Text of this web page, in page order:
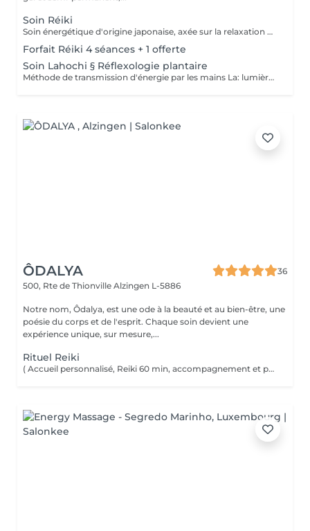
Soin Réiki
Soin énergétique d'origine japonaise, axée sur la relaxation et l'harmonisation du corps et de l'esprit. REI: universel KI: énergie vital Le praticien pose doucement les mains sur les différentes zones , il n'y a pas de manipulation ou de pression. Effets: -Réduction du stress et de l'anxiété -Sensation de calme et de lâcher prise -Aide à apaiser le mental -favorise l'endormissement -Aide à relâcher les tensions émotionnelles le réiki est une pratique douce qui vise surtout : -la détente -l'équilibre émotionnel -le bien-être global A faire seul ou en cure de 4 séances
Forfait Réiki 4 séances + 1 offerte
Soin Lahochi § Réflexologie plantaire
Méthode de transmission d'énergie par les mains La: lumière, amour HO: mouvement de l'énergie CHI: energie vitale Effets: -Diminue le stress -Procure un calme profond et durable -Aide à harmoniser le corps et l'esprit - Energie retrouvée - Favorise le lâcher-prise -Harmonisation des Chakras Couplé à la réflexologie plantaire c'est un soin qui apporte une relaxation complète et durable alliant les bienfaits du soin énergétique et ceux de la réflexologie . A faire seul ou en cure de 4 séances "Détente absolue "
ÔDALYA
36
500, Rte de Thionville Alzingen L-5886
Notre nom, Ôdalya, est une ode à la beauté et au bien-être, une
poésie du corps et de l'esprit. Chaque soin devient une
expérience unique, sur mesure,...
Rituel Reiki
( Accueil personnalisé, Reiki 60 min, accompagnement et partage ) Soin énergétique d'origine japonaise qui permet de faire circuler et d'harmoniser l'énergie du corps. Le Reiki aide à apaiser le corps et l'esprit, favorise la relaxation, contribue à améliorer le sommeil, calme les tensions.